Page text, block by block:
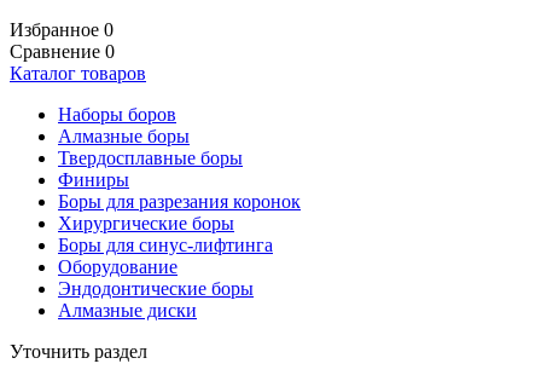
Избранное 0
Сравнение 0
Каталог товаров
Наборы боров
Алмазные боры
Твердосплавные боры
Финиры
Боры для разрезания коронок
Хирургические боры
Боры для синус-лифтинга
Оборудование
Эндодонтические боры
Алмазные диски
Уточнить раздел